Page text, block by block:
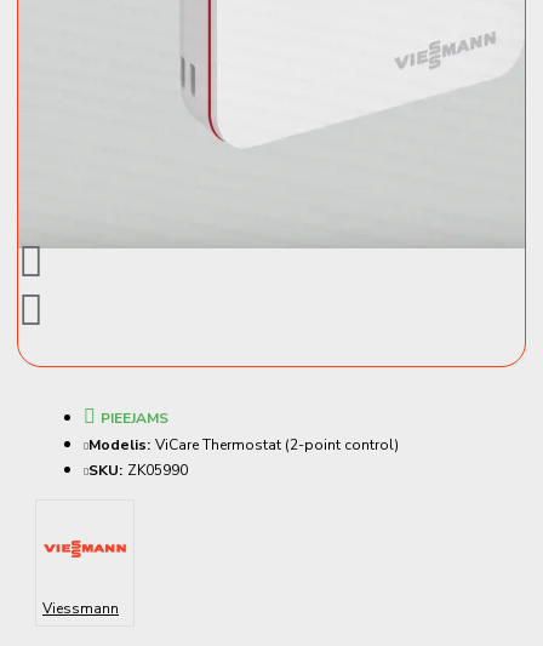
PIEEJAMS
Modelis: ViCare Thermostat (2-point control)
SKU: ZK05990
Viessmann